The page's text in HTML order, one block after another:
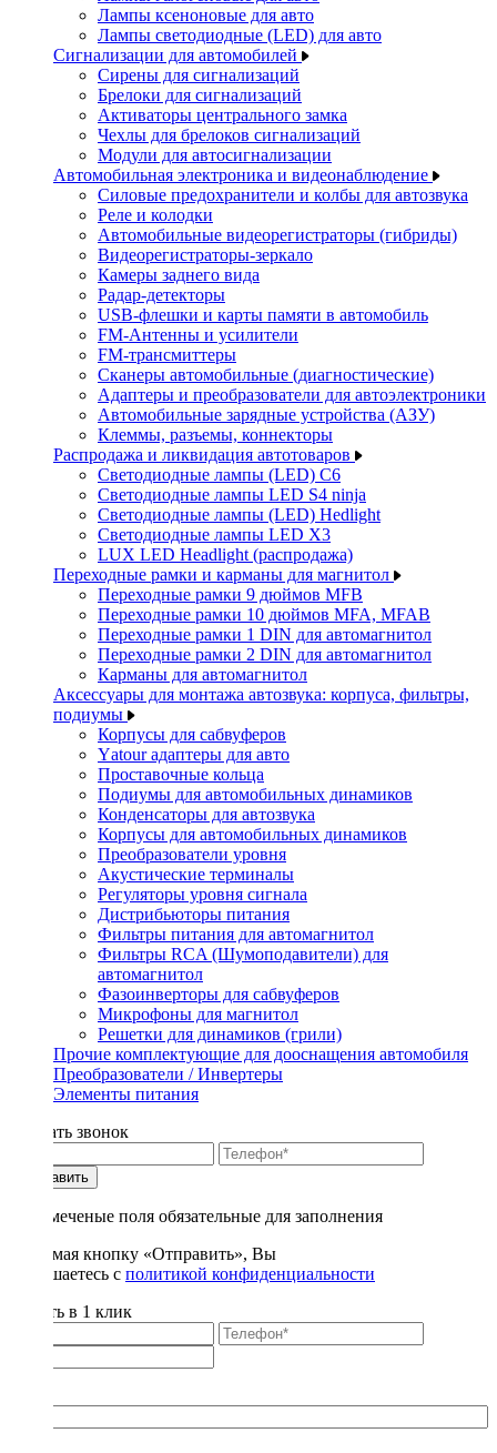
Лампы ксеноновые для авто
Лампы светодиодные (LED) для авто
Сигнализации для автомобилей
Сирены для сигнализаций
Брелоки для сигнализаций
Активаторы центрального замка
Чехлы для брелоков сигнализаций
Модули для автосигнализации
Автомобильная электроника и видеонаблюдение
Силовые предохранители и колбы для автозвука
Реле и колодки
Автомобильные видеорегистраторы (гибриды)
Видеорегистраторы-зеркало
Камеры заднего вида
Радар-детекторы
USB-флешки и карты памяти в автомобиль
FM-Антенны и усилители
FM-трансмиттеры
Сканеры автомобильные (диагностические)
Адаптеры и преобразователи для автоэлектроники
Автомобильные зарядные устройства (АЗУ)
Клеммы, разъемы, коннекторы
Распродажа и ликвидация автотоваров
Светодиодные лампы (LED) C6
Светодиодные лампы LED S4 ninja
Светодиодные лампы (LED) Hedlight
Светодиодные лампы LED X3
LUX LED Headlight (распродажа)
Переходные рамки и карманы для магнитол
Переходные рамки 9 дюймов MFB
Переходные рамки 10 дюймов MFA, MFAB
Переходные рамки 1 DIN для автомагнитол
Переходные рамки 2 DIN для автомагнитол
Карманы для автомагнитол
Аксессуары для монтажа автозвука: корпуса, фильтры,
подиумы
Корпусы для сабвуферов
Yаtour адаптеры для авто
Проставочные кольца
Подиумы для автомобильных динамиков
Конденсаторы для автозвука
Корпусы для автомобильных динамиков
Преобразователи уровня
Акустические терминалы
Регуляторы уровня сигнала
Дистрибьюторы питания
Фильтры питания для автомагнитол
Фильтры RCA (Шумоподавители) для
автомагнитол
Фазоинверторы для сабвуферов
Микрофоны для магнитол
Решетки для динамиков (грили)
Прочие комплектующие для дооснащения автомобиля
Преобразователи / Инвертеры
Элементы питания
Заказать звонок
Отправить
* - отмеченые поля обязательные для заполнения
Нажимая кнопку «Отправить», Вы
соглашаетесь с политикой конфиденциальности
Купить в 1 клик